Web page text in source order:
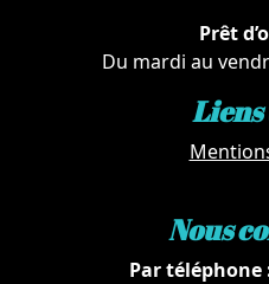
Prêt
Du mardi au
Nous
Par téléphone